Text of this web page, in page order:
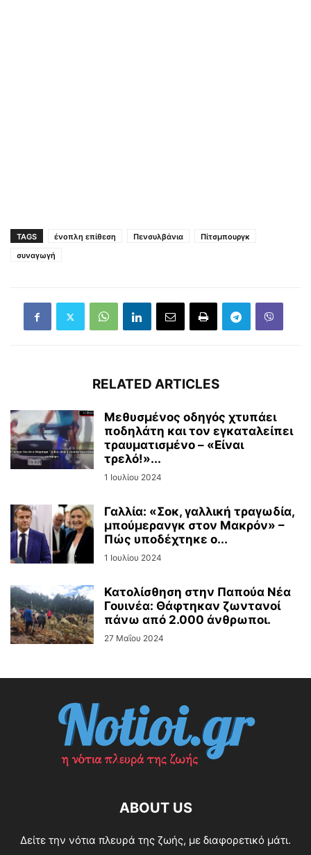
TAGS ένοπλη επίθεση Πενσυλβάνια
Πίτσμπουργκ
συναγωγή
RELATED ARTICLES
Μεθυσμένος οδηγός χτυπάει
ποδηλάτη και τον εγκαταλείπει
τραυματισμένο – «Είναι
τρελό!»...
1 Ιουλίου 2024
Γαλλία: «Σοκ, γαλλική τραγωδία,
μπούμερανγκ στον Μακρόν» –
Πώς υποδέχτηκε ο...
1 Ιουλίου 2024
Κατολίσθηση στην Παπούα Νέα
Γουινέα: Θάφτηκαν ζωντανοί
πάνω από 2.000 άνθρωποι.
27 Μαΐου 2024
ABOUT US
Δείτε την νότια πλευρά της ζωής, με διαφορετικό μάτι.